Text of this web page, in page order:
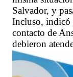
Salvador, y
Incluso, indicó
contacto de
debieron